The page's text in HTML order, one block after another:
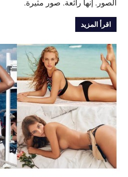
الصور. إنها رائعة. صور مثيرة.
اقرأ المزيد